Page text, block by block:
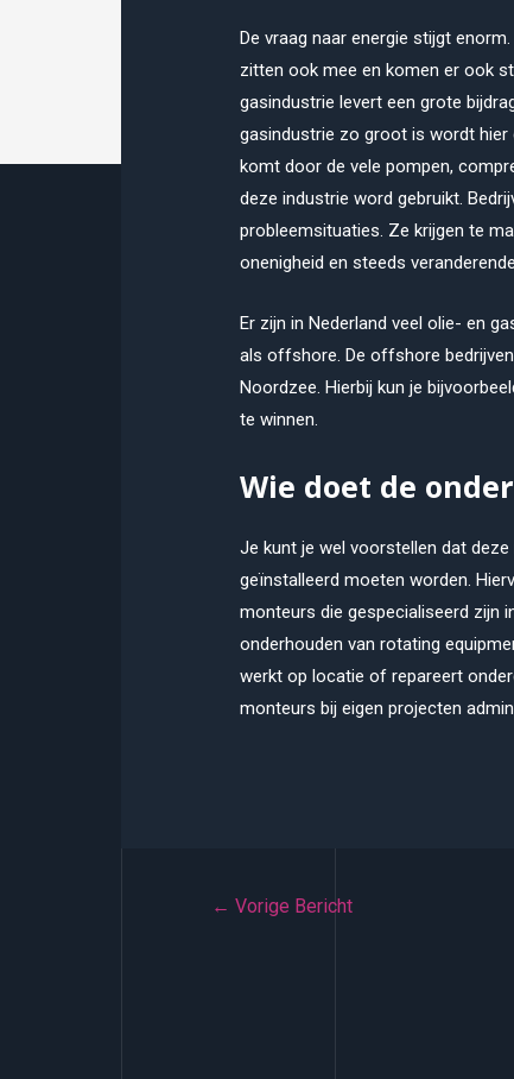
De vraag naar energie stijgt
zitten ook mee en komen er ook
gasindustrie levert een grote
gasindustrie zo groot is wordt hier
komt door de vele pompen,
deze industrie word gebruikt.
probleemsituaties. Ze krijgen te
onenigheid en steeds
Er zijn in Nederland veel olie- en
als offshore. De offshore
Noordzee. Hierbij kun je
te winnen.
Wie doet de
Je kunt je wel voorstellen dat
geïnstalleerd moeten worden.
monteurs die gespecialiseerd zijn
onderhouden van rotating
werkt op locatie of repareert
monteurs bij eigen projecten
← Vorige Bericht